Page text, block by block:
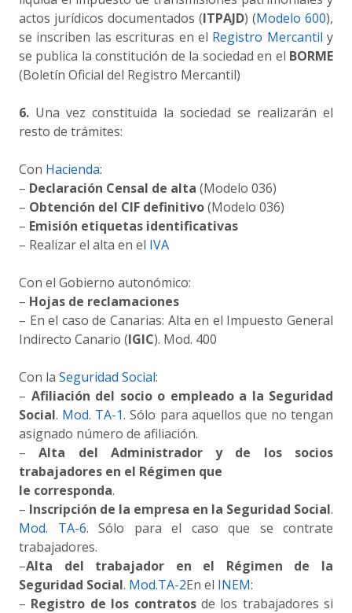
actos jurídicos documentados (ITPAJD) (Modelo 600),
se inscriben las escrituras en el Registro Mercantil y
se publica la constitución de la sociedad en el BORME
(Boletín Oficial del Registro Mercantil)
6. Una vez constituida la sociedad se realizarán el
resto de trámites:
Con Hacienda:
– Declaración Censal de alta (Modelo 036)
– Obtención del CIF definitivo(Modelo 036)
– Emisión etiquetas identificativas
– Realizar el alta en el IVA
Con el Gobierno autonómico:
– Hojas de reclamaciones
– En el caso de Canarias: Alta en el Impuesto General
Indirecto Canario (IGIC). Mod. 400
Con la Seguridad Social:
– Afiliación del socio o empleado a la Seguridad
Social. Mod. TA-1. Sólo para aquellos que no tengan
asignado número de afiliación.
–Alta del Administrador y de los socios
trabajadores en el Régimen que
le corresponda.
– Inscripción de la empresa en la Seguridad Social.
Mod. TA-6. Sólo para el caso que se contrate
trabajadores.
–Alta del trabajador en el Régimen de la
Seguridad Social. Mod.TA-2En el INEM:
– Registro de los contratosde los trabajadores si